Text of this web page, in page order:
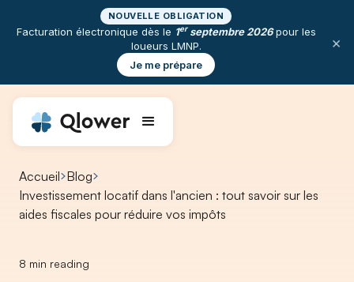
NOUVELLE OBLIGATION
Facturation électronique dès le 1erseptembre 2026pour les
loueurs LMNP.
Je me prépare
×
Accueil Blog
Investissement locatif dans l'ancien : tout savoir sur les
aides fiscales pour réduire vos impôts
8 min reading